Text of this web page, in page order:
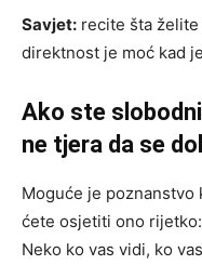
Savjet: recite šta
direktnost je moć kad
Ako ste
ne tjera da se
Moguće je
ćete osjetiti ono
Neko ko vas vidi, ko